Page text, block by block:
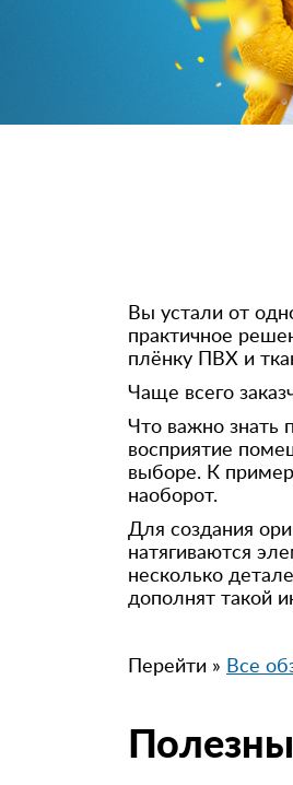
Вы устали от
практичное
плёнку ПВХ и
Чаще всего
Что важно знать
восприятие
выборе. К
наоборот.
Для создания
натягиваются
несколько
дополнят такой
Перейти » Все